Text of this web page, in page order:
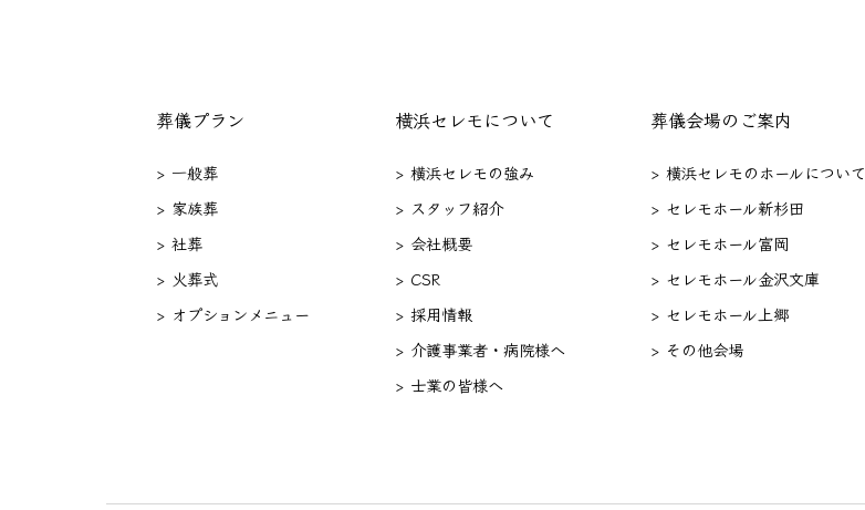
葬儀プラン
> 一般葬
> 家族葬
> 社葬
> 火葬式
> オプションメニュー
横浜セレモについて
> 横浜セレモの強み
> スタッフ紹介
> 会社概要
> CSR
> 採用情報
> 介護事業者・病院様へ
> 士業の皆様へ
葬儀会場のご案内
> 横浜セレモのホールについて
> セレモホール新杉田
> セレモホール富岡
> セレモホール金沢文庫
> セレモホール上郷
> その他会場